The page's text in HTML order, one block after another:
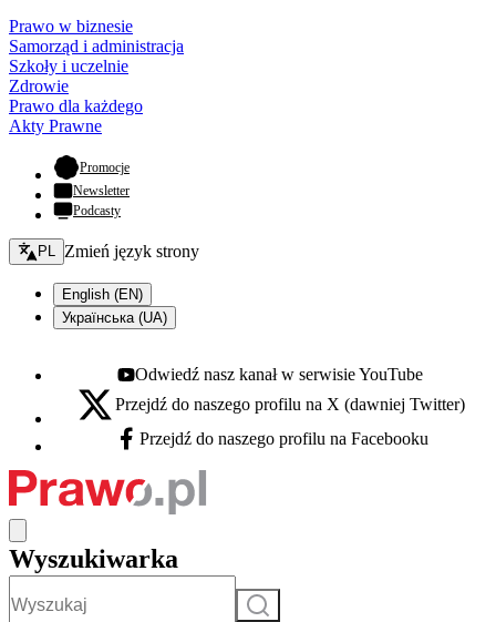
Prawo w biznesie
Samorząd i administracja
Szkoły i uczelnie
Zdrowie
Prawo dla każdego
Akty Prawne
Promocje- otwiera się w nowej karcie
Newsletter
Podcasty
Zmień język - bieżący:
PL Zmień język strony
English (EN)
Українська (UA)
Youtube - otwiera się w nowej karcie
Odwiedź nasz kanał w serwisie YouTube
X - otwiera się w nowej karcie
Przejdź do naszego profilu na X (dawniej Twitter)
Facebook - otwiera się w nowej karcie
Przejdź do naszego profilu na Facebooku
Wyszukiwarka
Szukaj